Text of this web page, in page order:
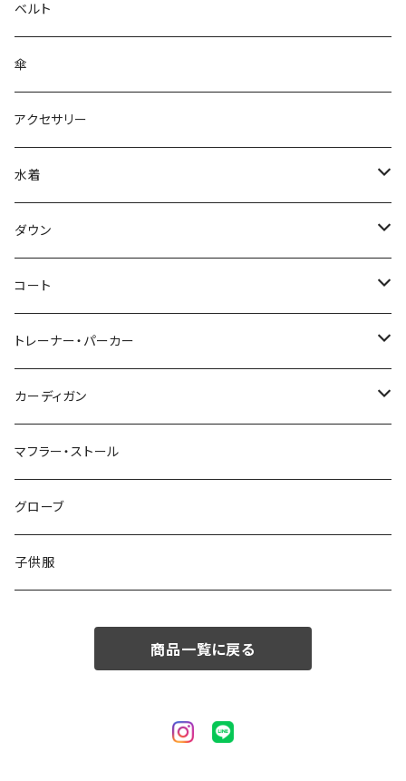
ベルト
傘
アクセサリー
水着
～44/S
46/M
48/L
50/XL～
ダウン
～44/S
46/M
48/L
50/XL～
コート
～44/S
46/M
48/L
50/XL～
トレーナー・パーカー
～44/S
46/M
48/L
50/XL～
カーディガン
～44/S
46/M
48/L
マフラー・ストール
グローブ
子供服
商品一覧に戻る